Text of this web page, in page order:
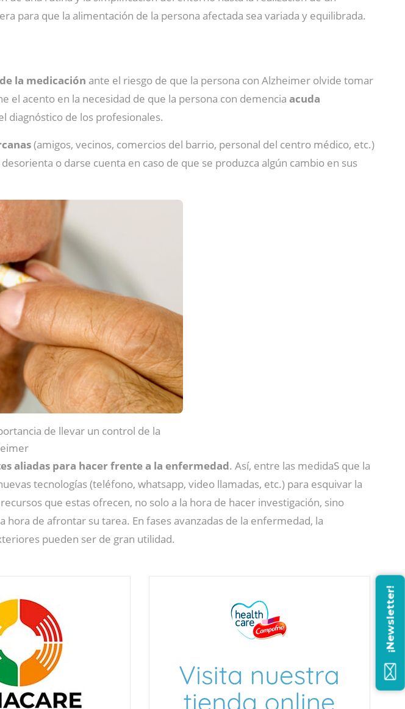
para que la alimentación de la persona afectada sea variada y equilibrada.
la medicación ante el riesgo de que la persona con Alzheimer olvide tomar
el acento en la necesidad de que la persona con demencia acuda
diagnóstico de los profesionales.
(amigos, vecinos, comercios del barrio, personal del centro médico, etc.)
o darse cuenta en caso de que se produzca algún cambio en sus
de llevar un control de la
aliadas para hacer frente a la enfermedad. Así, entre las medidaS que la
tecnologías (teléfono, whatsapp, video llamadas, etc.) para esquivar la
que estas ofrecen, no solo a la hora de hacer investigación, sino
de afrontar su tarea. En fases avanzadas de la enfermedad, la
pueden ser de gran utilidad.
¡Newsletter!